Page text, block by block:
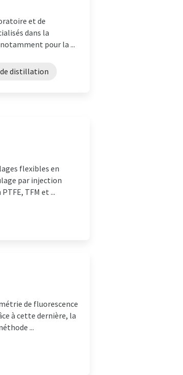
et de
dans la
pour la ...
distillation
flexibles en
par injection
TFM et ...
de fluorescence
à cette dernière, la
...